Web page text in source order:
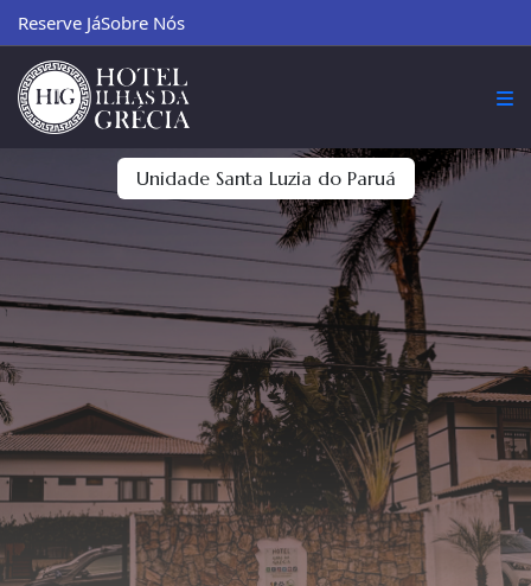
Reserve JáSobre Nós
Unidade Santa Luzia do Paruá